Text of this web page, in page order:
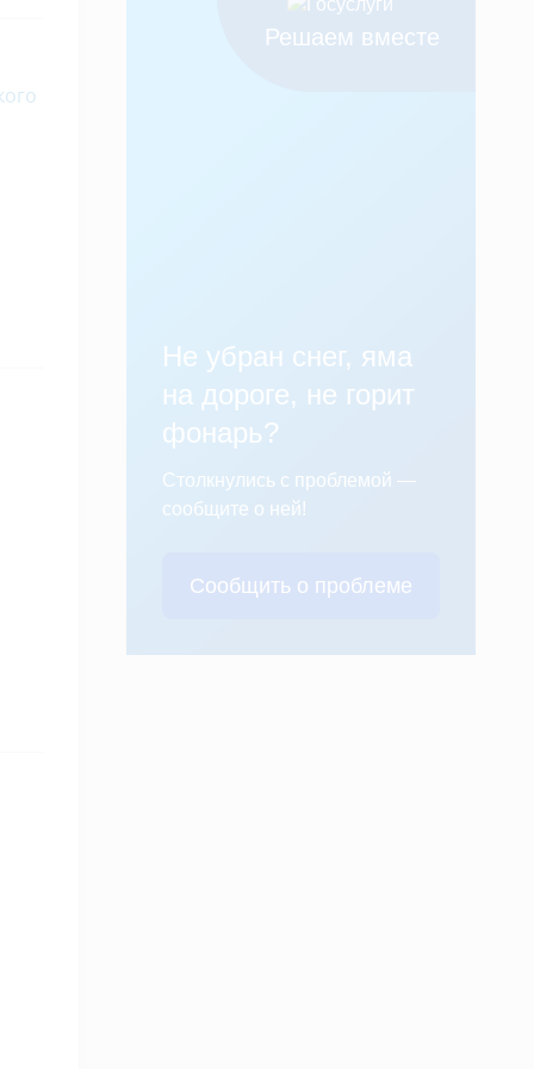
Решаем вместе
Не убран снег, яма
на дороге, не горит
фонарь?
Столкнулись с проблемой —
сообщите о ней!
Сообщить о проблеме